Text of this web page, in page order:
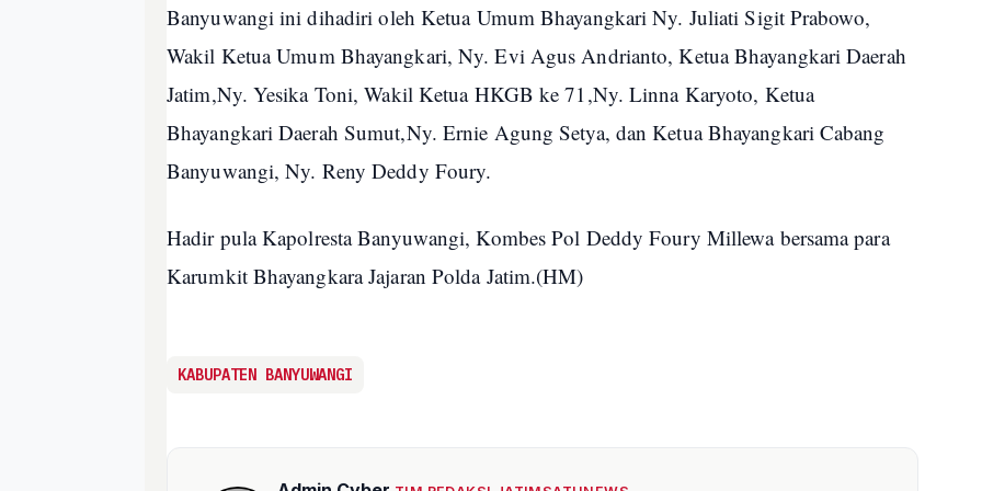
Banyuwangi ini dihadiri oleh Ketua Umum Bhayangkari Ny. Juliati Sigit Prabowo,
Wakil Ketua Umum Bhayangkari, Ny. Evi Agus Andrianto, Ketua Bhayangkari Daerah
Jatim,Ny. Yesika Toni, Wakil Ketua HKGB ke 71,Ny. Linna Karyoto, Ketua
Bhayangkari Daerah Sumut,Ny. Ernie Agung Setya, dan Ketua Bhayangkari Cabang
Banyuwangi, Ny. Reny Deddy Foury.
Hadir pula Kapolresta Banyuwangi, Kombes Pol Deddy Foury Millewa bersama para
Karumkit Bhayangkara Jajaran Polda Jatim.(HM)
KABUPATEN BANYUWANGI